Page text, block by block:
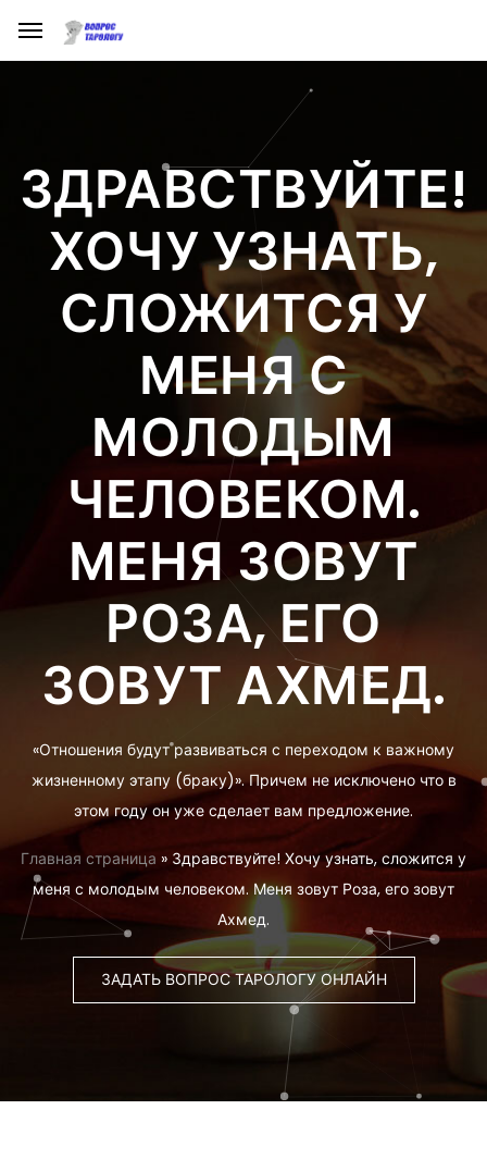
ЗДРАВСТВУЙТЕ!
ХОЧУ УЗНАТЬ,
СЛОЖИТСЯ У
МЕНЯ С
МОЛОДЫМ
ЧЕЛОВЕКОМ.
МЕНЯ ЗОВУТ
РОЗА, ЕГО
ЗОВУТ АХМЕД.
«Отношения будут развиваться с переходом к важному
жизненному этапу (браку)». Причем не исключено что в
этом году он уже сделает вам предложение.
Главная страница » Здравствуйте! Хочу узнать, сложится у
меня с молодым человеком. Меня зовут Роза, его зовут
Ахмед.
ЗАДАТЬ ВОПРОС ТАРОЛОГУ ОНЛАЙН